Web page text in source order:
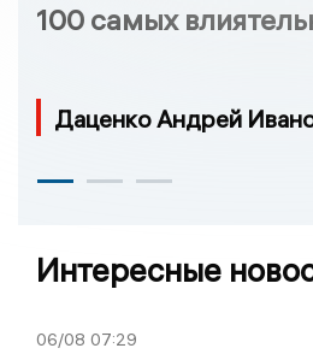
100 самых
Даценко Андрей
Интересные
06/08 07:29